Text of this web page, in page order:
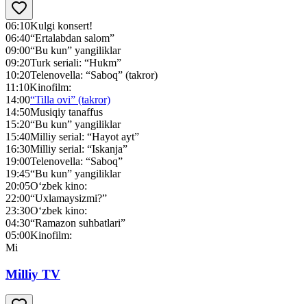
06:10Kulgi konsert!
06:40“Ertalabdan salom”
09:00“Bu kun” yangiliklar
09:20Turk seriali: “Hukm”
10:20Telenovella: “Saboq” (takror)
11:10Kinofilm:
14:00“Tilla ovi” (takror)
14:50Musiqiy tanaffus
15:20“Bu kun” yangiliklar
15:40Milliy serial: “Hayot ayt”
16:30Milliy serial: “Iskanja”
19:00Telenovella: “Saboq”
19:45“Bu kun” yangiliklar
20:05O‘zbek kino:
22:00“Uxlamaysizmi?”
23:30O‘zbek kino:
04:30“Ramazon suhbatlari”
05:00Kinofilm:
Mi
Milliy TV